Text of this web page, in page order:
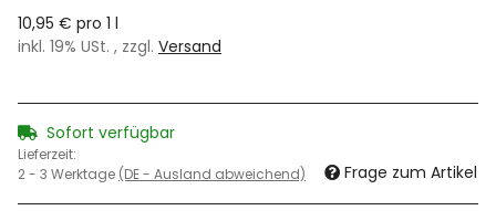
10,95 € pro 1 l
inkl. 19% USt. , zzgl. Versand
Sofort verfügbar
Lieferzeit:
2 - 3 Werktage (DE - Ausland abweichend) Frage zum Artikel